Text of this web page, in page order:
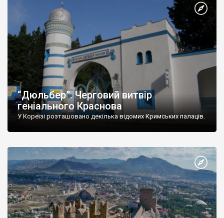
“Дюльбер”. Черговий витвір
геніального Краснова
У Кореїзі розташовано декілька відомих Кримських палаців.